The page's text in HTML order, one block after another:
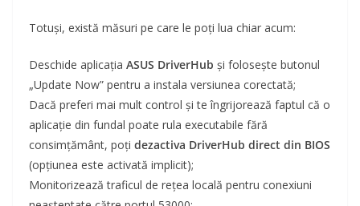
Totuși, există măsuri pe care le poți lua chiar acum:
Deschide aplicația ASUS DriverHub și folosește butonul
„Update Now” pentru a instala versiunea corectată;
Dacă preferi mai mult control și te îngrijorează faptul că o
aplicație din fundal poate rula executabile fără
consimțământ, poți dezactiva DriverHub direct din BIOS
(opțiunea este activată implicit);
Monitorizează traficul de rețea locală pentru conexiuni